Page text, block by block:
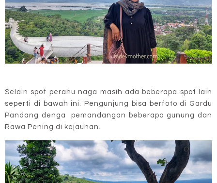
Selain spot perahu naga masih ada beberapa spot lain
seperti di bawah ini. Pengunjung bisa berfoto di Gardu
Pandang denga pemandangan beberapa gunung dan
Rawa Pening di kejauhan.